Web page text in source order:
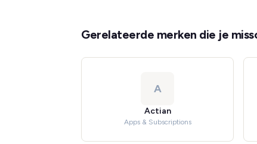
Gerelateerde merken die je
A
Actian
Apps & Subscriptions